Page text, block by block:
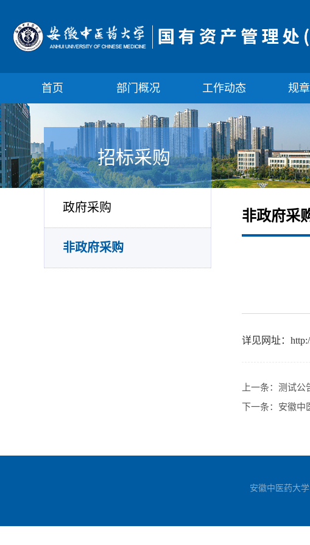
首页 部门概况 工作动态 规
招标采购
政府采购
非政府采购
非政府采
详见网址：
上一条： 测试公
下一条： 安徽中
安徽中医药大